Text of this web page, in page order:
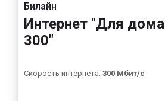
Билайн
Интернет "Для дома
300"
Скорость интернета: 300 Мбит/с